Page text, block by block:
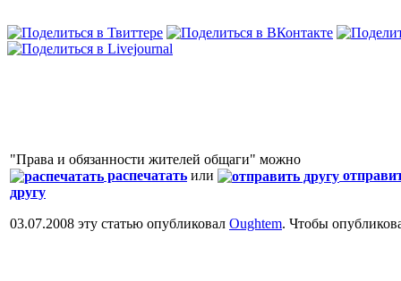
"Права и обязанности жителей общаги" можно
распечатать или
другу
03.07.2008 эту статью опубликовал Oughtem. Чтобы